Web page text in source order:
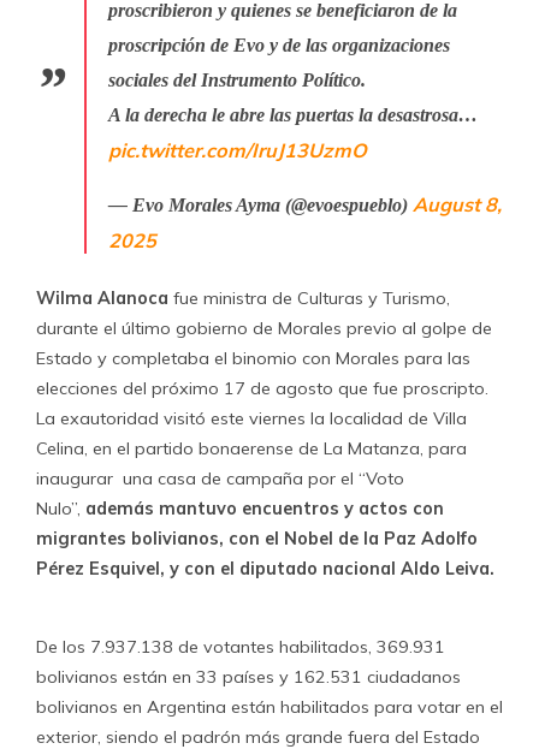
proscribieron y quienes se beneficiaron de la
proscripción de Evo y de las organizaciones
sociales del Instrumento Político.
A la derecha le abre las puertas la desastrosa…
pic.twitter.com/IruJ13UzmO
— Evo Morales Ayma (@evoespueblo) August 8,
2025
Wilma Alanoca fue ministra de Culturas y Turismo,
durante el último gobierno de Morales previo al golpe de
Estado y completaba el binomio con Morales para las
elecciones del próximo 17 de agosto que fue proscripto.
La exautoridad visitó este viernes la localidad de Villa
Celina, en el partido bonaerense de La Matanza, para
inaugurar una casa de campaña por el “Voto
Nulo”, además mantuvo encuentros y actos con
migrantes bolivianos, con el Nobel de la Paz Adolfo
Pérez Esquivel, y con el diputado nacional Aldo Leiva.
De los 7.937.138 de votantes habilitados, 369.931
bolivianos están en 33 países y 162.531 ciudadanos
bolivianos en Argentina están habilitados para votar en el
exterior, siendo el padrón más grande fuera del Estado